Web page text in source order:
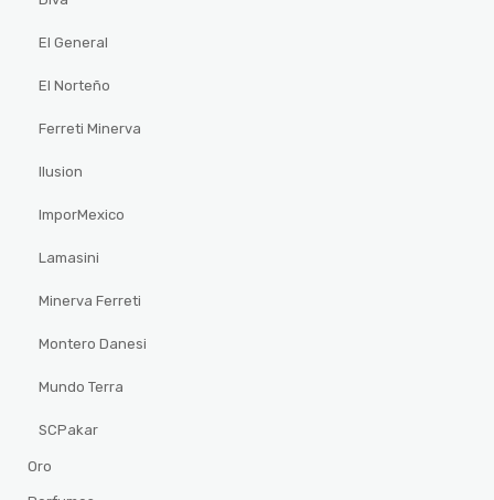
El General
El Norteño
Ferreti Minerva
Ilusion
ImporMexico
Lamasini
Minerva Ferreti
Montero Danesi
Mundo Terra
SCPakar
Oro